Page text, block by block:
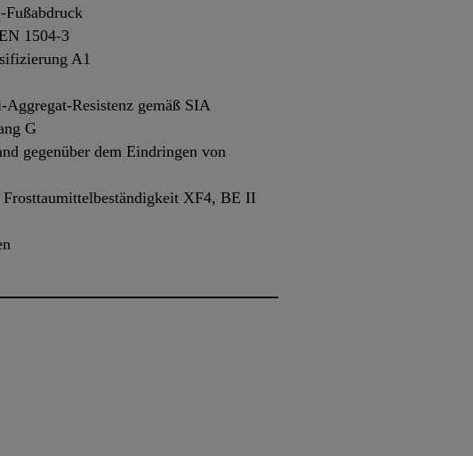
-Fußabdruck
1504-3
A1
Resistenz gemäß SIA
G
gegenüber dem Eindringen von
XF4, BE II